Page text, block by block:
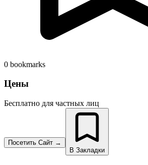
0 bookmarks
Цены
Бесплатно для частных лиц
Посетить Сайт →
В Закладки